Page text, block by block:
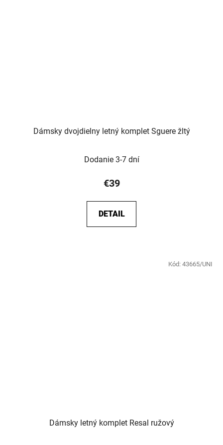
Dámsky dvojdielny letný komplet Sguere žltý
Dodanie 3-7 dní
€39
DETAIL
Dámsky letný komplet Resal ružový
Kód: 43665/UNI